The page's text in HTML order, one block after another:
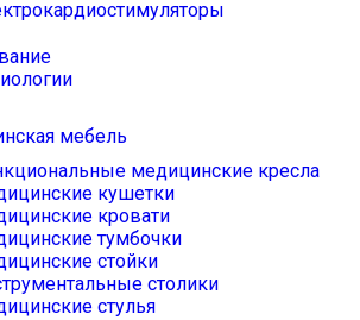
мебель
медицинские кресла
кушетки
кровати
тумбочки
стойки
столики
стулья